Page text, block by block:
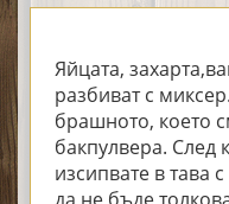
Яйцата,
разбиват с
брашното, което
бакпулвера. След
изсипвате в тава
да не бъде